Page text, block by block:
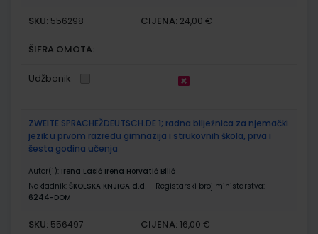
SKU: 556298 CIJENA: 24,00 €
ŠIFRA OMOTA:
Udžbenik
ZWEITE.SPRACHEŽDEUTSCH.DE 1; radna bilježnica za njemački
jezik u prvom razredu gimnazija i strukovnih škola, prva i
šesta godina učenja
Autor(i): Irena Lasić Irena Horvatić Bilić
Nakladnik: ŠKOLSKA KNJIGA d.d.
Registarski broj ministarstva:
6244-DOM
SKU: 556497 CIJENA: 16,00 €